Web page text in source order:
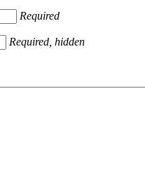
Required
Required, hidden